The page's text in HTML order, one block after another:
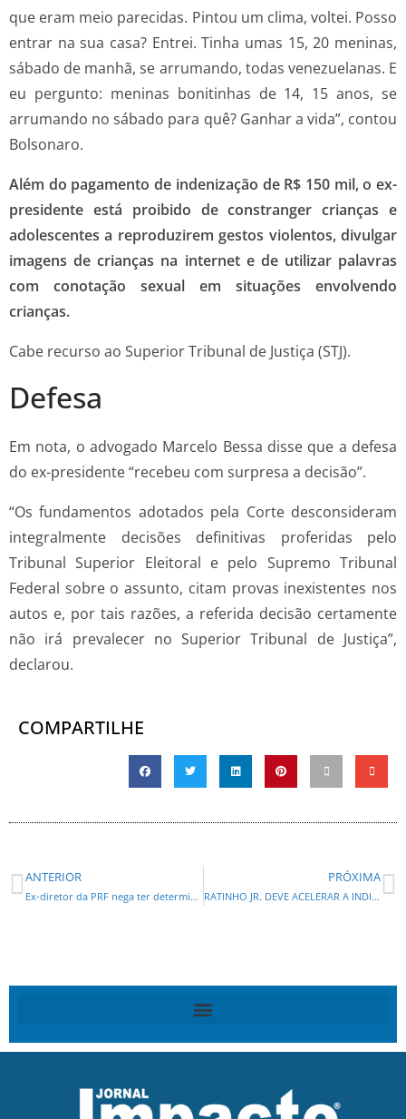
que eram meio parecidas. Pintou um clima, voltei. Posso
entrar na sua casa? Entrei. Tinha umas 15, 20 meninas,
sábado de manhã, se arrumando, todas venezuelanas. E
eu pergunto: meninas bonitinhas de 14, 15 anos, se
arrumando no sábado para quê? Ganhar a vida”, contou
Bolsonaro.
Além do pagamento de indenização de R$ 150 mil, o ex-
presidente está proibido de constranger crianças e
adolescentes a reproduzirem gestos violentos, divulgar
imagens de crianças na internet e de utilizar palavras
com conotação sexual em situações envolvendo
crianças.
Cabe recurso ao Superior Tribunal de Justiça (STJ).
Defesa
Em nota, o advogado Marcelo Bessa disse que a defesa
do ex-presidente “recebeu com surpresa a decisão”.
“Os fundamentos adotados pela Corte desconsideram
integralmente decisões definitivas proferidas pelo
Tribunal Superior Eleitoral e pelo Supremo Tribunal
Federal sobre o assunto, citam provas inexistentes nos
autos e, por tais razões, a referida decisão certamente
não irá prevalecer no Superior Tribunal de Justiça”,
declarou.
COMPARTILHE
ANTERIOR
Ex-diretor da PRF nega ter determinado operação para barrar eleitores
PRÓXIMA
RATINHO JR. DEVE ACELERAR A INDICAÇÃO DO PSD